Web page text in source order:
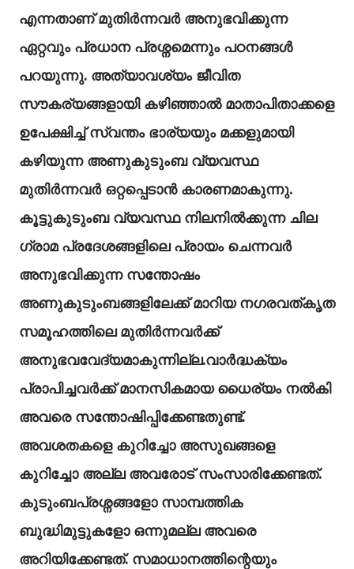
എന്നതാണ് മുതിർന്നവർ അനുഭവിക്കുന്ന
ഏറ്റവും പ്രധാന പ്രശ്നമെന്നും പഠനങ്ങൾ
പറയുന്നു. അത്യാവശ്യം ജീവിത
സൗകര്യങ്ങളായി കഴിഞ്ഞാൽ മാതാപിതാക്കളെ
ഉപേക്ഷിച്ച് സ്വന്തം ഭാര്യയും മക്കളുമായി
കഴിയുന്ന അണുകുടുംബ വ്യവസ്ഥ
മുതിർന്നവർ ഒറ്റപ്പെടാൻ കാരണമാകുന്നു.
കൂട്ടുകുടുംബ വ്യവസ്ഥ നിലനിൽക്കുന്ന ചില
ഗ്രാമ പ്രദേശങ്ങളിലെ പ്രായം ചെന്നവർ
അനുഭവിക്കുന്ന സന്തോഷം
അണുകുടുംബങ്ങളിലേക്ക് മാറിയ നഗരവത്കൃത
സമൂഹത്തിലെ മുതിർന്നവർക്ക്
അനുഭവവേദ്യമാകുന്നില്ല.വാർദ്ധക്യം
പ്രാപിച്ചവർക്ക് മാനസികമായ ധൈര്യം നൽകി
അവരെ സന്തോഷിപ്പിക്കേണ്ടതുണ്ട്.
അവശതകളെ കുറിച്ചോ അസുഖങ്ങളെ
കുറിച്ചോ അല്ല അവരോട് സംസാരിക്കേണ്ടത്.
കുടുംബപ്രശ്നങ്ങളോ സാമ്പത്തിക
ബുദ്ധിമുട്ടുകളോ ഒന്നുമല്ല അവരെ
അറിയിക്കേണ്ടത്. സമാധാനത്തിന്റെയും